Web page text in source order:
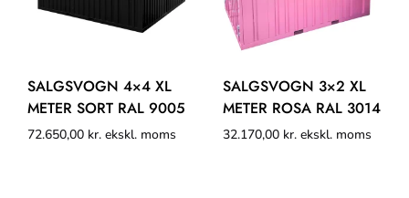
SALGSVOGN 4×4 XL
METER SORT RAL 9005
72.650,00 kr. ekskl. moms
SALGSVOGN 3×2 XL
METER ROSA RAL 3014
32.170,00 kr. ekskl. moms